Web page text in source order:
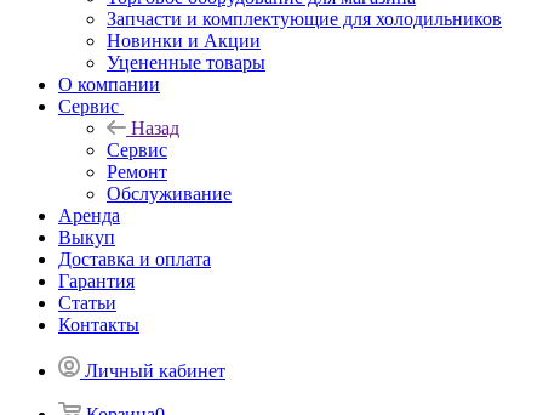
Запчасти и комплектующие для холодильников
Новинки и Акции
Уцененные товары
О компании
Сервис
Назад
Сервис
Ремонт
Обслуживание
Аренда
Выкуп
Доставка и оплата
Гарантия
Статьи
Контакты
Личный кабинет